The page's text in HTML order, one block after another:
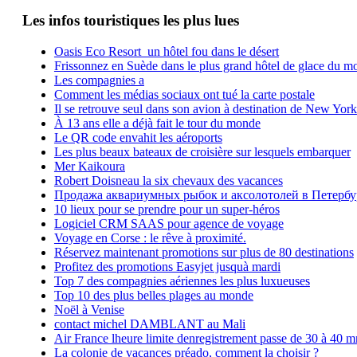
Les infos touristiques les plus lues
Oasis Eco Resort un hôtel fou dans le désert
Frissonnez en Suède dans le plus grand hôtel de glace du
Les compagnies a
Comment les médias sociaux ont tué la carte postale
Il se retrouve seul dans son avion à destination de New York
À 13 ans elle a déjà fait le tour du monde
Le QR code envahit les aéroports
Les plus beaux bateaux de croisière sur lesquels embarquer
Mer Kaikoura
Robert Doisneau la six chevaux des vacances
Продажа аквариумных рыбок и аксолотолей в
10 lieux pour se prendre pour un super-héros
Logiciel CRM SAAS pour agence de voyage
Voyage en Corse : le rêve à proximité.
Réservez maintenant promotions sur plus de 80 destinations
Profitez des promotions Easyjet jusquà mardi
Top 7 des compagnies aériennes les plus luxueuses
Top 10 des plus belles plages au monde
Noël à Venise
contact michel DAMBLANT au Mali
Air France lheure limite denregistrement passe de 30 à 40
La colonie de vacances préado, comment la choisir ?